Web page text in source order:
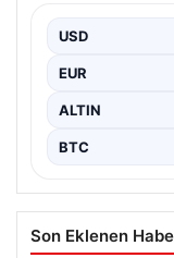
sürdürdüğü
yoğun bir kontrol…
USD
EUR
ALTIN
BTC
Son Eklenen